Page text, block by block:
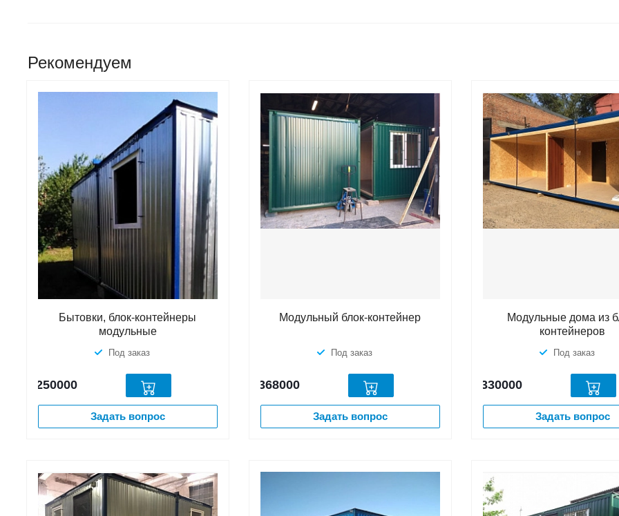
Рекомендуем
Бытовки, блок-контейнеры
модульные
Под заказ
250000
Задать вопрос
Модульный блок-контейнер
Под заказ
368000
Задать вопрос
Модульные дома из
контейнеров
Под заказ
330000
Задать вопрос